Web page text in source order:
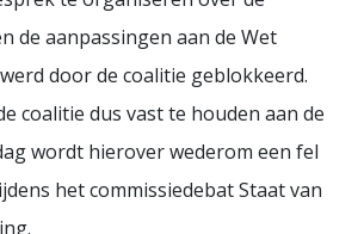
de aanpassingen aan de Wet
door de coalitie geblokkeerd.
coalitie dus vast te houden aan de
wordt hierover wederom een fel
het commissiedebat Staat van